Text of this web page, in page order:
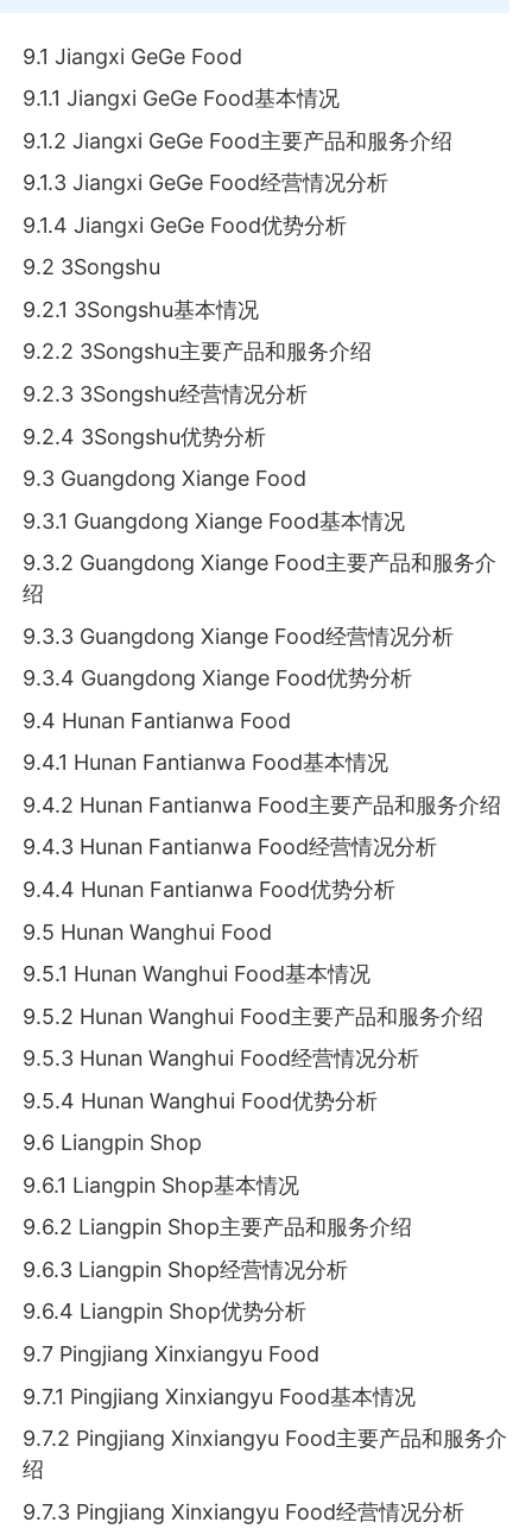
9.1 Jiangxi GeGe Food
9.1.1 Jiangxi GeGe Food基本情况
9.1.2 Jiangxi GeGe Food主要产品和服务介绍
9.1.3 Jiangxi GeGe Food经营情况分析
9.1.4 Jiangxi GeGe Food优势分析
9.2 3Songshu
9.2.1 3Songshu基本情况
9.2.2 3Songshu主要产品和服务介绍
9.2.3 3Songshu经营情况分析
9.2.4 3Songshu优势分析
9.3 Guangdong Xiange Food
9.3.1 Guangdong Xiange Food基本情况
9.3.2 Guangdong Xiange Food主要产品和服务介
绍
9.3.3 Guangdong Xiange Food经营情况分析
9.3.4 Guangdong Xiange Food优势分析
9.4 Hunan Fantianwa Food
9.4.1 Hunan Fantianwa Food基本情况
9.4.2 Hunan Fantianwa Food主要产品和服务介绍
9.4.3 Hunan Fantianwa Food经营情况分析
9.4.4 Hunan Fantianwa Food优势分析
9.5 Hunan Wanghui Food
9.5.1 Hunan Wanghui Food基本情况
9.5.2 Hunan Wanghui Food主要产品和服务介绍
9.5.3 Hunan Wanghui Food经营情况分析
9.5.4 Hunan Wanghui Food优势分析
9.6 Liangpin Shop
9.6.1 Liangpin Shop基本情况
9.6.2 Liangpin Shop主要产品和服务介绍
9.6.3 Liangpin Shop经营情况分析
9.6.4 Liangpin Shop优势分析
9.7 Pingjiang Xinxiangyu Food
9.7.1 Pingjiang Xinxiangyu Food基本情况
9.7.2 Pingjiang Xinxiangyu Food主要产品和服务介
绍
9.7.3 Pingjiang Xinxiangyu Food经营情况分析